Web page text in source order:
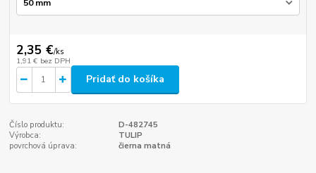
2,35 €/ks
1,91 € bez DPH
Pridať do košíka
Číslo produktu:
D-482745
Výrobca:
TULIP
povrchová úprava:
čierna matná